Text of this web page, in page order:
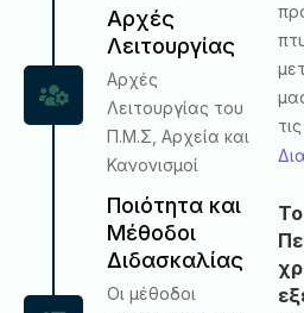
Αρχές
Λειτουργίας
Αρχές
Λειτουργίας του
Π.Μ.Σ, Αρχεία και
Κανονισμοί
Ποιότητα και
Μέθοδοι
Διδασκαλίας
Οι μέθοδοι